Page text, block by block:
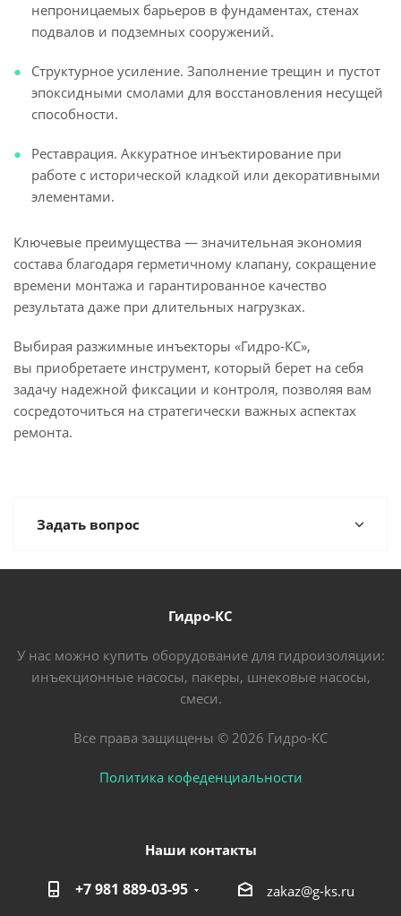
непроницаемых барьеров в фундаментах, стенах
подвалов и подземных сооружений.
Структурное усиление. Заполнение трещин и пустот
эпоксидными смолами для восстановления несущей
способности.
Реставрация. Аккуратное инъектирование при
работе с исторической кладкой или декоративными
элементами.
Ключевые преимущества — значительная экономия
состава благодаря герметичному клапану, сокращение
времени монтажа и гарантированное качество
результата даже при длительных нагрузках.
Выбирая разжимные инъекторы «Гидро-КС»,
вы приобретаете инструмент, который берет на себя
задачу надежной фиксации и контроля, позволяя вам
сосредоточиться на стратегически важных аспектах
ремонта.
Задать вопрос
Гидро-КС
У нас можно купить оборудование для гидроизоляции:
инъекционные насосы, пакеры, шнековые насосы,
смеси.
Все права защищены © 2026 Гидро-КС
Политика кофеденциальности
Наши контакты
+7 981 889-03-95 zakaz@g-ks.ru